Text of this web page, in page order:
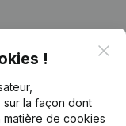
!
la façon dont
matière de cookies